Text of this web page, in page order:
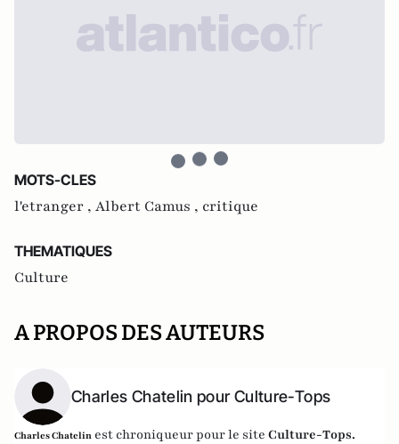
MOTS-CLES
l'etranger , Albert Camus , critique
THEMATIQUES
Culture
A PROPOS DES AUTEURS
Charles Chatelin pour Culture-Tops
Charles Chatelin est chroniqueur pour le site Culture-Tops.